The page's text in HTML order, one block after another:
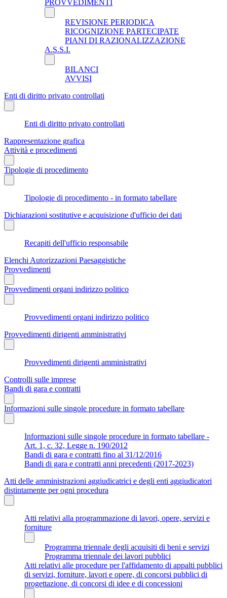
PROVVEDIMENTI
REVISIONE PERIODICA
RICOGNIZIONE PARTECIPATE
PIANI DI RAZIONALIZZAZIONE
A.S.S.I.
BILANCI
AVVISI
Enti di diritto privato controllati
Enti di diritto privato controllati
Rappresentazione grafica
Attività e procedimenti
Tipologie di procedimento
Tipologie di procedimento - in formato tabellare
Dichiarazioni sostitutive e acquisizione d'ufficio dei dati
Recapiti dell'ufficio responsabile
Elenchi Autorizzazioni Paesaggistiche
Provvedimenti
Provvedimenti organi indirizzo politico
Provvedimenti organi indirizzo politico
Provvedimenti dirigenti amministrativi
Provvedimenti dirigenti amministrativi
Controlli sulle imprese
Bandi di gara e contratti
Informazioni sulle singole procedure in formato tabellare
Informazioni sulle singole procedure in formato tabellare -
Art. 1, c. 32, Legge n. 190/2012
Bandi di gara e contratti fino al 31/12/2016
Bandi di gara e contratti anni precedenti (2017-2023)
Atti delle amministrazioni aggiudicatrici e degli enti aggiudicatori
distintamente per ogni procedura
Atti relativi alla programmazione di lavori, opere, servizi e
forniture
Programma triennale degli acquisiti di beni e servizi
Programma triennale dei lavori pubblici
Atti relativi alle procedure per l'affidamento di appalti pubblici
di servizi, forniture, lavori e opere, di concorsi pubblici di
progettazione, di concorsi di idee e di concessioni